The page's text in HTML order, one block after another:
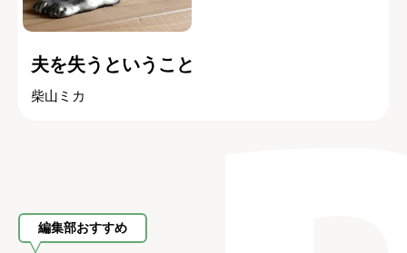
夫を失うということ
柴山ミカ
編集部おすすめ